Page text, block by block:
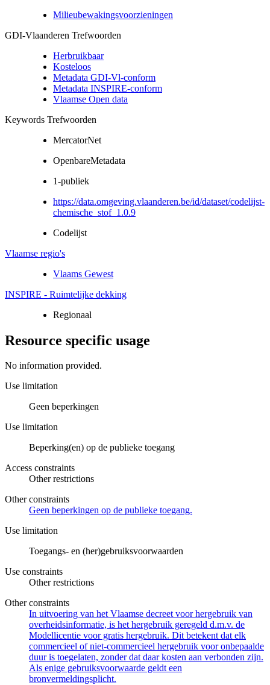
Milieubewakingsvoorzieningen
GDI-Vlaanderen Trefwoorden
Herbruikbaar
Kosteloos
Metadata GDI-Vl-conform
Metadata INSPIRE-conform
Vlaamse Open data
Keywords Trefwoorden
MercatorNet
OpenbareMetadata
1-publiek
https://data.omgeving.vlaanderen.be/id/dataset/codelijst-
chemische_stof_1.0.9
Codelijst
Vlaamse regio's
Vlaams Gewest
INSPIRE - Ruimtelijke dekking
Regionaal
Resource specific usage
No information provided.
Use limitation
Geen beperkingen
Use limitation
Beperking(en) op de publieke toegang
Access constraints
Other restrictions
Other constraints
Geen beperkingen op de publieke toegang.
Use limitation
Toegangs- en (her)gebruiksvoorwaarden
Use constraints
Other restrictions
Other constraints
In uitvoering van het Vlaamse decreet voor hergebruik van
overheidsinformatie, is het hergebruik geregeld d.m.v. de
Modellicentie voor gratis hergebruik. Dit betekent dat elk
commercieel of niet-commercieel hergebruik voor onbepaalde
duur is toegelaten, zonder dat daar kosten aan verbonden zijn.
Als enige gebruiksvoorwaarde geldt een
bronvermeldingsplicht.